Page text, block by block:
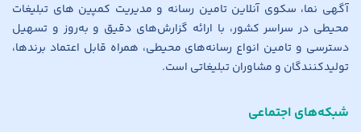
آگهی نما، سکوی آنلاین تامین رسانه و مدیریت کمپین های تبلیغات
محیطی در سراسر کشور، با ارائه گزارش‌های دقیق و به‌روز و تسهیل
دسترسی و تامین انواع رسانه‌های محیطی، همراه قابل اعتماد برندها،
تولیدکنندگان و مشاوران تبلیغاتی است.
شبکه‌های اجتماعی